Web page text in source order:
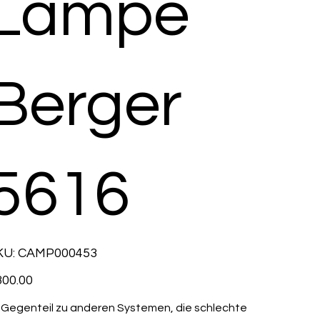
SKU
CAMP000453
CAMP000453
Gegenteil zu anderen Systemen, die schlechte